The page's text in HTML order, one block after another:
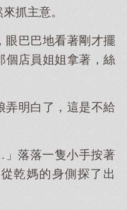
抓主意。
眼巴巴地看著剛才擺
個店員姐姐拿著，絲
弄明白了，這是不給
落落一隻小手按著
乾媽的身側探了出